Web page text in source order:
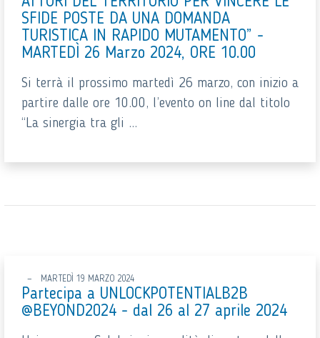
SFIDE POSTE DA UNA DOMANDA
TURISTICA IN RAPIDO MUTAMENTO” -
MARTEDÌ 26 Marzo 2024, ORE 10.00
Si terrà il prossimo martedì 26 marzo, con inizio a
partire dalle ore 10.00, l’evento on line dal titolo
“La sinergia tra gli ...
MARTEDÌ 19 MARZO 2024
Partecipa a UNLOCKPOTENTIALB2B
@BEYOND2024 - dal 26 al 27 aprile 2024